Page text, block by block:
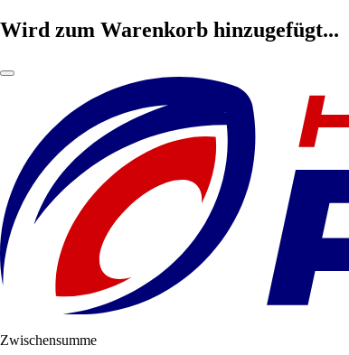
Wird zum Warenkorb hinzugefügt...
Zwischensumme